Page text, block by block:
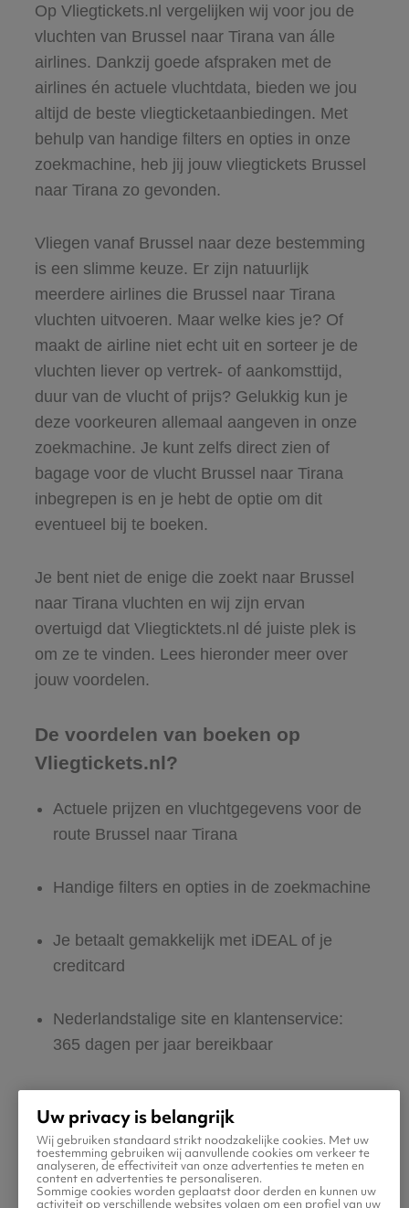
Op Vliegtickets.nl vergelijken wij voor jou de
vluchten van Brussel naar Tirana van álle
airlines. Dankzij goede afspraken met de
airlines én actuele vluchtdata, bieden we jou
altijd de beste vliegticketaanbiedingen. Met
behulp van handige filters en opties in onze
zoekmachine, heb jij jouw vliegtickets Brussel
naar Tirana zo gevonden.
Vliegen vanaf Brussel naar deze bestemming
is een slimme keuze. Er zijn natuurlijk
meerdere airlines die Brussel naar Tirana
vluchten uitvoeren. Maar welke kies je? Of
maakt de airline niet echt uit en sorteer je de
vluchten liever op vertrek- of aankomsttijd,
duur van de vlucht of prijs? Gelukkig kun je
deze voorkeuren allemaal aangeven in onze
zoekmachine. Je kunt zelfs direct zien of
bagage voor de vlucht Brussel naar Tirana
inbegrepen is en je hebt de optie om dit
eventueel bij te boeken.
Je bent niet de enige die zoekt naar Brussel
naar Tirana vluchten en wij zijn ervan
overtuigd dat Vliegticktets.nl dé juiste plek is
om ze te vinden. Lees hieronder meer over
jouw voordelen.
De voordelen van boeken op
Vliegtickets.nl?
Actuele prijzen en vluchtgegevens voor de
route Brussel naar Tirana
Handige filters en opties in de zoekmachine
Je betaalt gemakkelijk met iDEAL of je
creditcard
Nederlandstalige site en klantenservice:
365 dagen per jaar bereikbaar
Boek ook direct een hotel of huurauto voor
in Tirana
Uw privacy is belangrijk
Wij gebruiken standaard strikt noodzakelijke cookies. Met uw
toestemming gebruiken wij aanvullende cookies om verkeer te
analyseren, de effectiviteit van onze advertenties te meten en
content en advertenties te personaliseren.
Sommige cookies worden geplaatst door derden en kunnen uw
activiteit op verschillende websites volgen om een profiel van uw